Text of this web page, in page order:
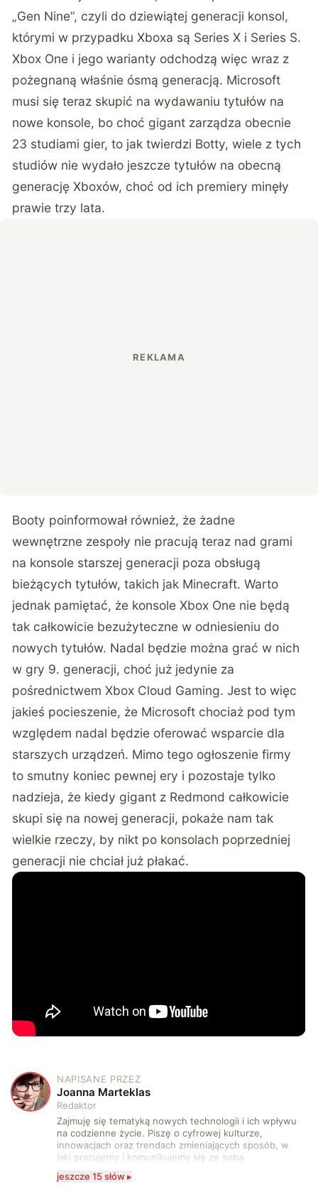
„Gen Nine”, czyli do dziewiątej generacji konsol,
którymi w przypadku Xboxa są Series X i Series S.
Xbox One i jego warianty odchodzą więc wraz z
pożegnaną właśnie ósmą generacją. Microsoft
musi się teraz skupić na wydawaniu tytułów na
nowe konsole, bo choć gigant zarządza obecnie
23 studiami gier, to jak twierdzi Botty, wiele z tych
studiów nie wydało jeszcze tytułów na obecną
generację Xboxów, choć od ich premiery minęły
prawie trzy lata.
Booty poinformował również, że żadne
wewnętrzne zespoły nie pracują teraz nad grami
na konsole starszej generacji poza obsługą
bieżących tytułów, takich jak Minecraft. Warto
jednak pamiętać, że konsole Xbox One nie będą
tak całkowicie bezużyteczne w odniesieniu do
nowych tytułów. Nadal będzie można grać w nich
w gry 9. generacji, choć już jedynie za
pośrednictwem Xbox Cloud Gaming. Jest to więc
jakieś pocieszenie, że Microsoft chociaż pod tym
względem nadal będzie oferować wsparcie dla
starszych urządzeń. Mimo tego ogłoszenie firmy
to smutny koniec pewnej ery i pozostaje tylko
nadzieja, że kiedy gigant z Redmond całkowicie
skupi się na nowej generacji, pokaże nam tak
wielkie rzeczy, by nikt po konsolach poprzedniej
generacji nie chciał już płakać.
J
NAPISANE PRZEZ
Joanna Marteklas
Redaktor
Zajmuję się tematyką nowych technologii i ich wpływu
na codzienne życie. Piszę o cyfrowej kulturze,
innowacjach oraz trendach zmieniających sposób, w
jaki pracujemy i komunikujemy się ze sobą.
technologii a współczesną popkulturą. W wolnych
jeszcze 15 słów ▸